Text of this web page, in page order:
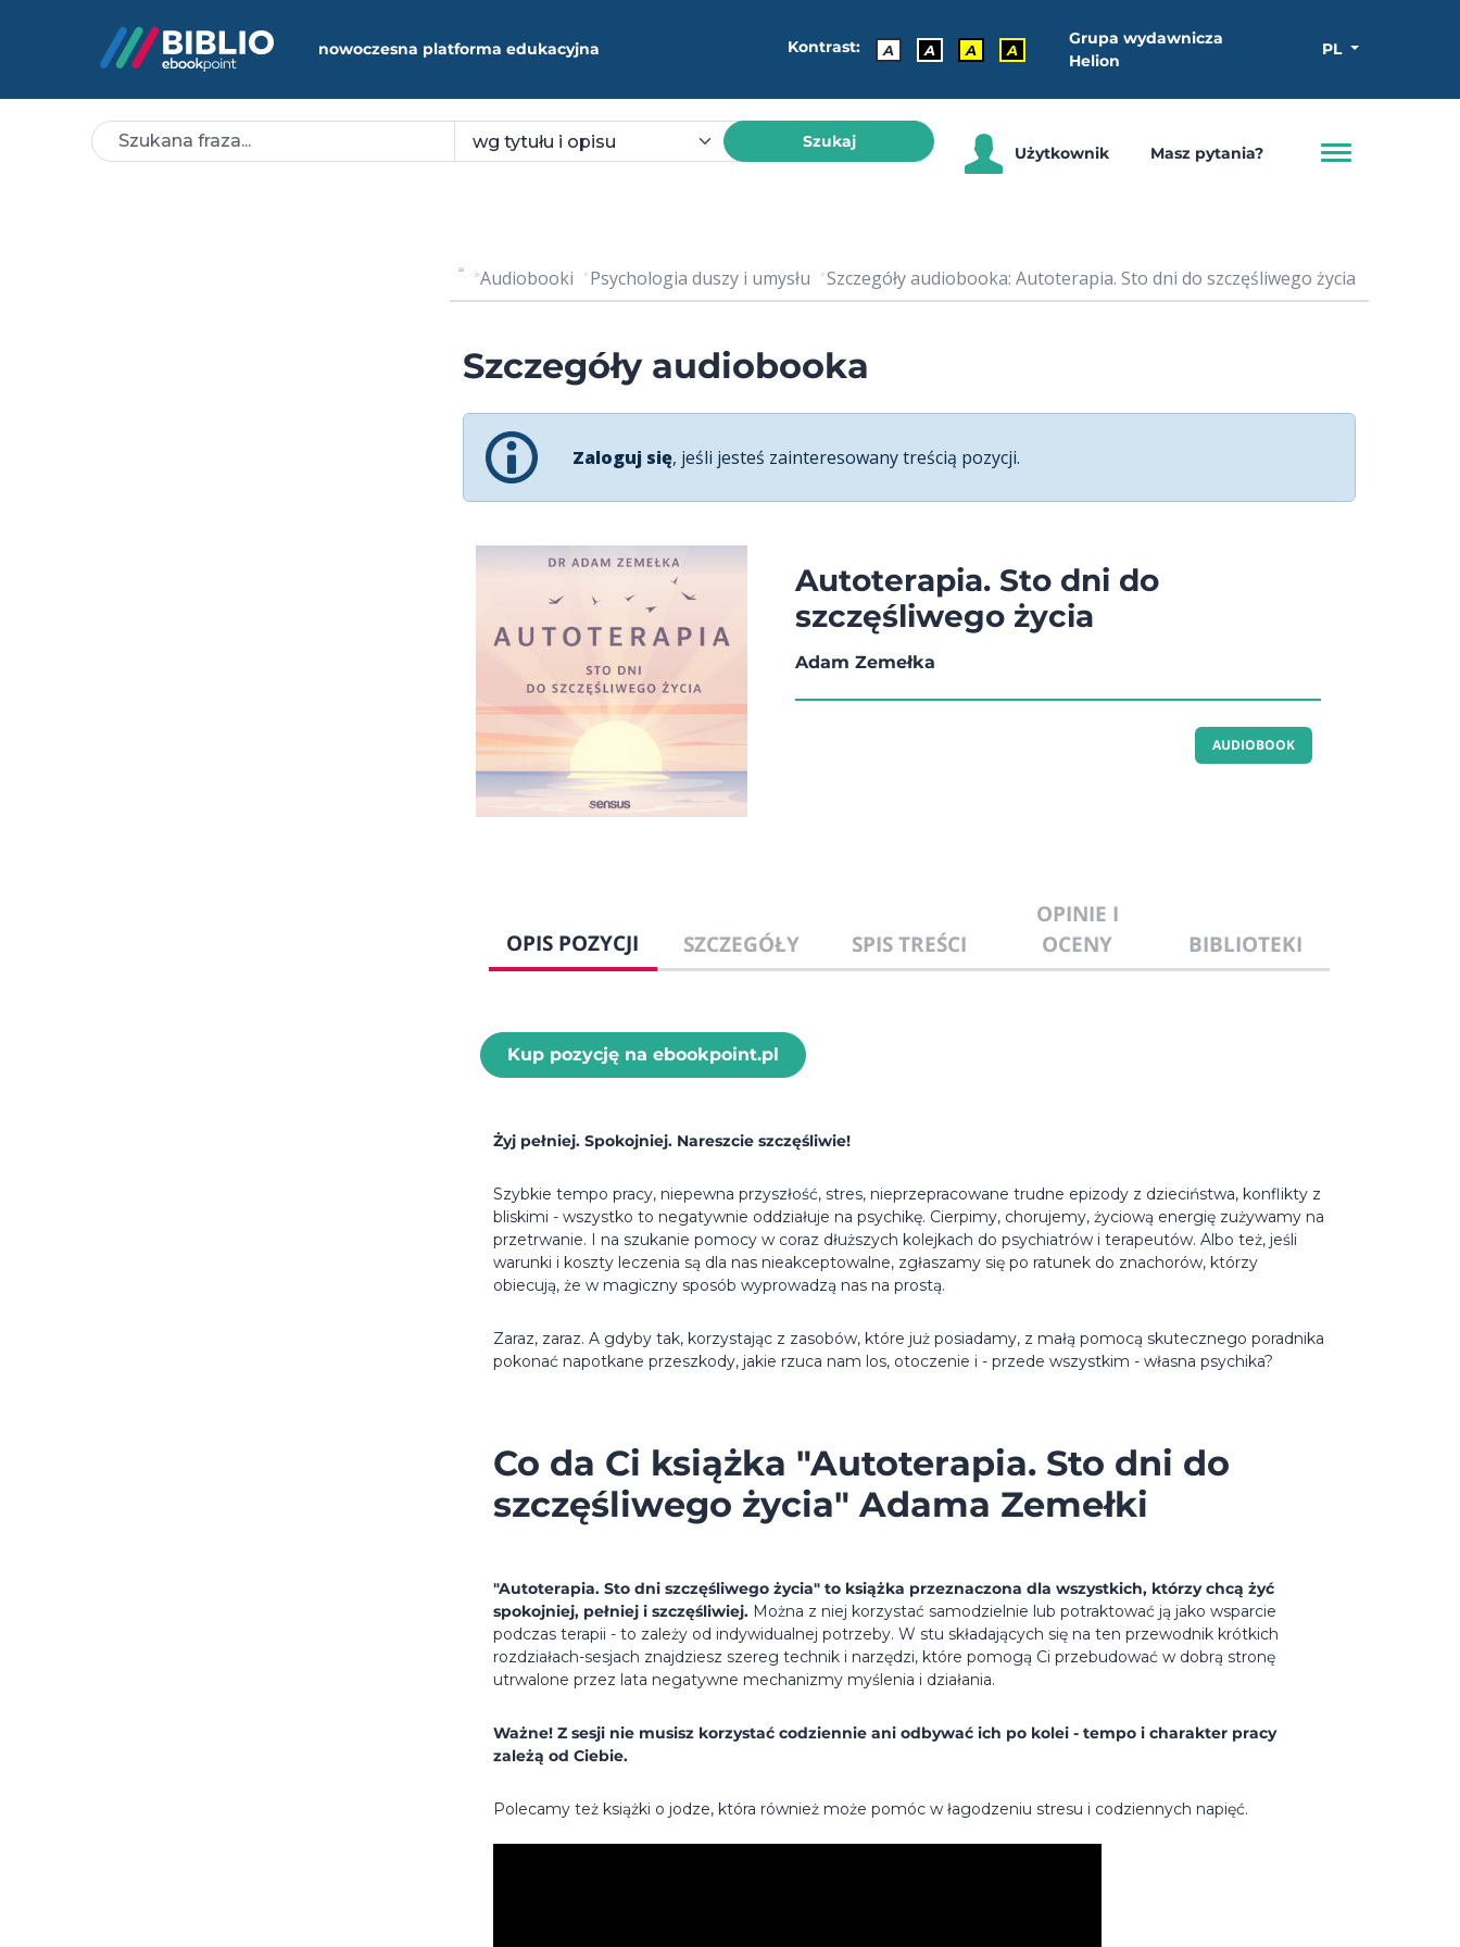
nowoczesna platforma edukacyjna Kontrast: A A A A
Grupa wydawnicza
Helion
PL
Szukaj
Użytkownik Masz pytania?
Audiobooki Psychologia duszy i umysłu Szczegóły audiobooka: Autoterapia. Sto dni do szczęśliwego życia
Szczegóły audiobooka
Zaloguj się, jeśli jesteś zainteresowany treścią pozycji.
Autoterapia. Sto dni do
szczęśliwego życia
Adam Zemełka
AUDIOBOOK
OPIS POZYCJI SZCZEGÓŁY SPIS TREŚCI
OPINIE I
OCENY
BIBLIOTEKI
Kup pozycję na ebookpoint.pl
Żyj pełniej. Spokojniej. Nareszcie szczęśliwie!
Szybkie tempo pracy, niepewna przyszłość, stres, nieprzepracowane trudne epizody z dzieciństwa, konflikty z
bliskimi - wszystko to negatywnie oddziałuje na psychikę. Cierpimy, chorujemy, życiową energię zużywamy na
przetrwanie. I na szukanie pomocy w coraz dłuższych kolejkach do psychiatrów i terapeutów. Albo też, jeśli
warunki i koszty leczenia są dla nas nieakceptowalne, zgłaszamy się po ratunek do znachorów, którzy
obiecują, że w magiczny sposób wyprowadzą nas na prostą.
Zaraz, zaraz. A gdyby tak, korzystając z zasobów, które już posiadamy, z małą pomocą skutecznego poradnika
pokonać napotkane przeszkody, jakie rzuca nam los, otoczenie i - przede wszystkim - własna psychika?
Co da Ci książka "Autoterapia. Sto dni do
szczęśliwego życia" Adama Zemełki
"Autoterapia. Sto dni szczęśliwego życia" to książka przeznaczona dla wszystkich, którzy chcą żyć
spokojniej, pełniej i szczęśliwiej. Można z niej korzystać samodzielnie lub potraktować ją jako wsparcie
podczas terapii - to zależy od indywidualnej potrzeby. W stu składających się na ten przewodnik krótkich
rozdziałach-sesjach znajdziesz szereg technik i narzędzi, które pomogą Ci przebudować w dobrą stronę
utrwalone przez lata negatywne mechanizmy myślenia i działania.
Ważne! Z sesji nie musisz korzystać codziennie ani odbywać ich po kolei - tempo i charakter pracy
zależą od Ciebie.
Polecamy też książki o jodze, która również może pomóc w łagodzeniu stresu i codziennych napięć.